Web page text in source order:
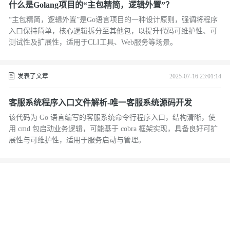
​​什么是Golang项目的“主包精简，逻辑外置”？​
“主包精简，逻辑外置”是Go语言项目的一种设计原则，强调将程序
入口保持简单，核心逻辑拆分至其他包，以提升代码可维护性、可
测试性及扩展性，适用于CLI工具、Web服务等场景。
发表了文章 2025-07-16 23:01:14
客服系统程序入口文件解析-唯一客服系统源码开发
该代码为 Go 语言编写的客服系统命令行程序入口，结构清晰，使
用 cmd 包启动业务逻辑，可能基于 cobra 框架实现，具备良好可扩
展性与可维护性，适用于服务启动与管理。